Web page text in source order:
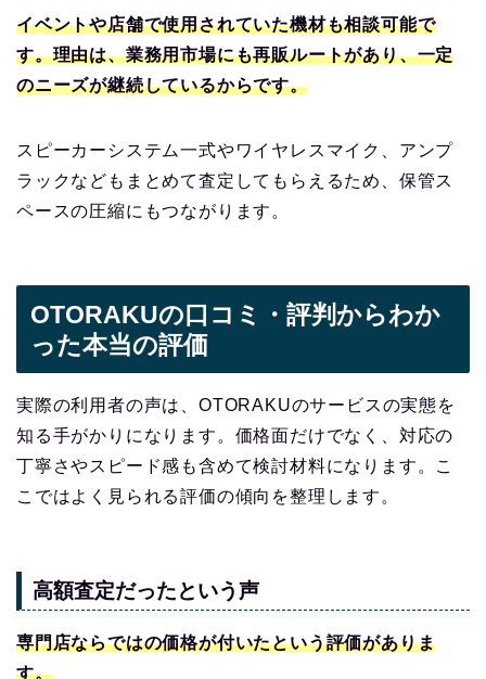
イベントや店舗で使用されていた機材も相談可能で
す。理由は、業務用市場にも再販ルートがあり、一定
のニーズが継続しているからです。
スピーカーシステム一式やワイヤレスマイク、アンプ
ラックなどもまとめて査定してもらえるため、保管ス
ペースの圧縮にもつながります。
OTORAKUの口コミ・評判からわか
った本当の評価
実際の利用者の声は、OTORAKUのサービスの実態を
知る手がかりになります。価格面だけでなく、対応の
丁寧さやスピード感も含めて検討材料になります。こ
こではよく見られる評価の傾向を整理します。
高額査定だったという声
専門店ならではの価格が付いたという評価がありま
す。